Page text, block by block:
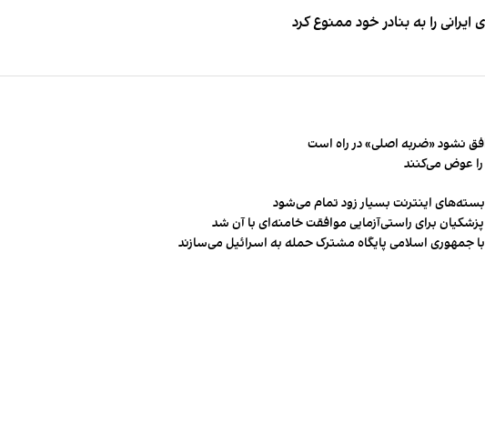
ایرانی را به بنادر خود ممنوع کرد
نشود «ضربه اصلی» در راه است
عوض می‌کنند
اینترنت بسیار زود تمام می‌شود
برای راستی‌آزمایی موافقت خامنه‌ای با آن شد
جمهوری اسلامی پایگاه مشترک حمله به اسرائیل می‌سازند